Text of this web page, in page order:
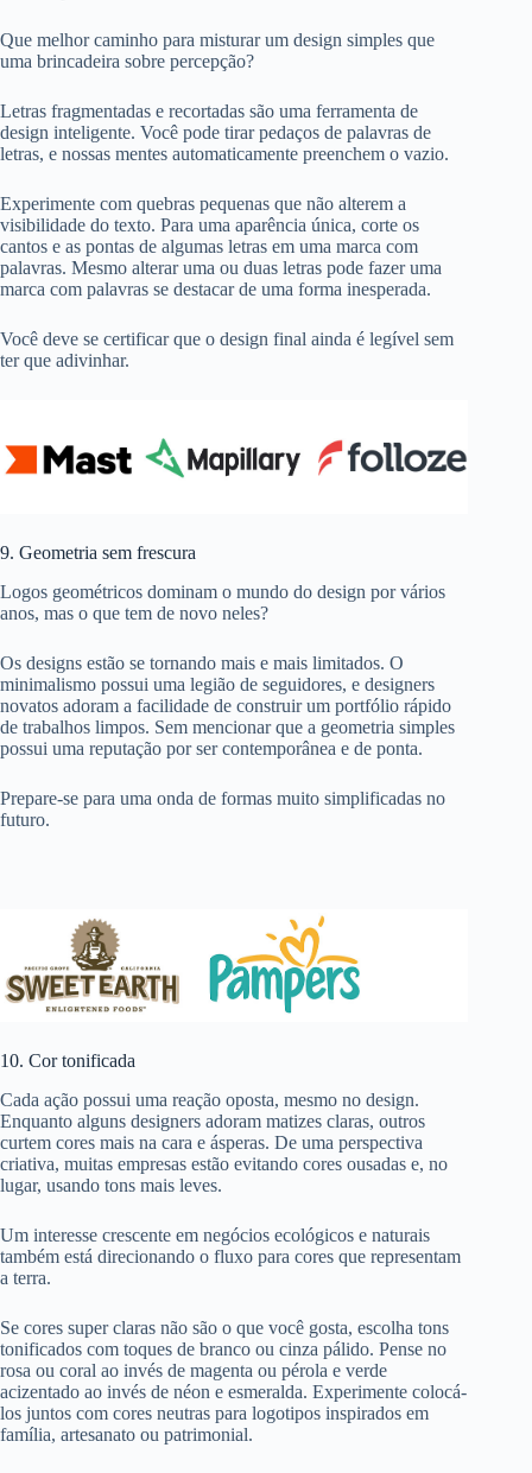
Que melhor caminho para misturar um design simples que
uma brincadeira sobre percepção?
Letras fragmentadas e recortadas são uma ferramenta de
design inteligente. Você pode tirar pedaços de palavras de
letras, e nossas mentes automaticamente preenchem o vazio.
Experimente com quebras pequenas que não alterem a
visibilidade do texto. Para uma aparência única, corte os
cantos e as pontas de algumas letras em uma marca com
palavras. Mesmo alterar uma ou duas letras pode fazer uma
marca com palavras se destacar de uma forma inesperada.
Você deve se certificar que o design final ainda é legível sem
ter que adivinhar.
9. Geometria sem frescura
Logos geométricos dominam o mundo do design por vários
anos, mas o que tem de novo neles?
Os designs estão se tornando mais e mais limitados. O
minimalismo possui uma legião de seguidores, e designers
novatos adoram a facilidade de construir um portfólio rápido
de trabalhos limpos. Sem mencionar que a geometria simples
possui uma reputação por ser contemporânea e de ponta.
Prepare-se para uma onda de formas muito simplificadas no
futuro.
10. Cor tonificada
Cada ação possui uma reação oposta, mesmo no design.
Enquanto alguns designers adoram matizes claras, outros
curtem cores mais na cara e ásperas. De uma perspectiva
criativa, muitas empresas estão evitando cores ousadas e, no
lugar, usando tons mais leves.
Um interesse crescente em negócios ecológicos e naturais
também está direcionando o fluxo para cores que representam
a terra.
Se cores super claras não são o que você gosta, escolha tons
tonificados com toques de branco ou cinza pálido. Pense no
rosa ou coral ao invés de magenta ou pérola e verde
acizentado ao invés de néon e esmeralda. Experimente colocá-
los juntos com cores neutras para logotipos inspirados em
família, artesanato ou patrimonial.